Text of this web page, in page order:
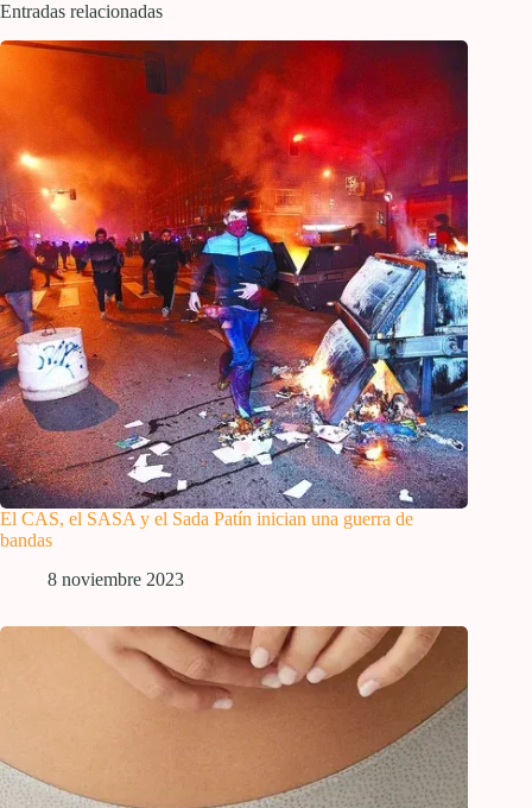
Entradas relacionadas
El CAS, el SASA y el Sada Patín inician una guerra de
bandas
8 noviembre 2023